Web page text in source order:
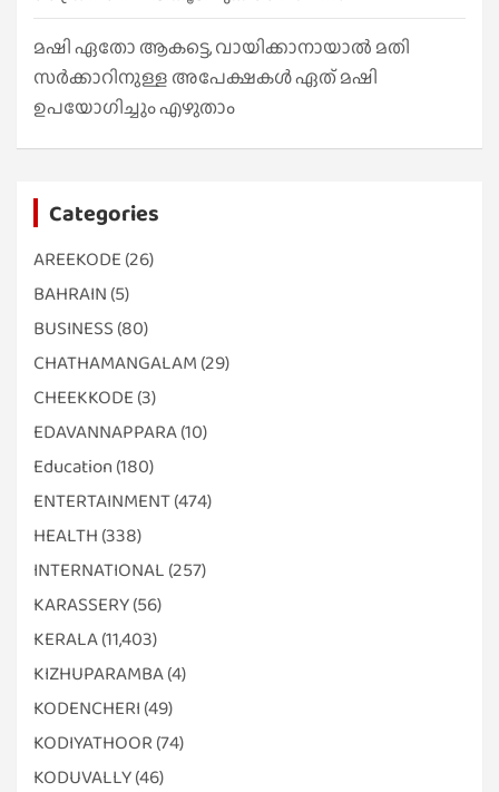
മഷി ഏതോ ആകട്ടെ, വായിക്കാനായാൽ മതി​
സർക്കാറിനുള്ള അപേക്ഷകൾ ഏത് മഷി
ഉപയോഗിച്ചും എഴുതാം
Categories
AREEKODE (26)
BAHRAIN (5)
BUSINESS (80)
CHATHAMANGALAM (29)
CHEEKKODE (3)
EDAVANNAPPARA(10)
Education (180)
ENTERTAINMENT(474)
HEALTH (338)
INTERNATIONAL (257)
KARASSERY(56)
KERALA(11,403)
KIZHUPARAMBA(4)
KODENCHERI (49)
KODIYATHOOR (74)
KODUVALLY(46)